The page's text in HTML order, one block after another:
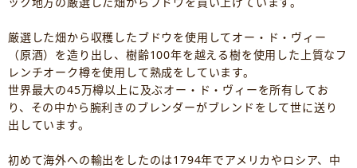
厳選した畑から収穫したブドウを使用してオー・ド・ヴィー
（原酒）を造り出し、樹齢100年を越える樹を使用した上質なフ
レンチオーク樽を使用して熟成をしています。
世界最大の45万樽以上に及ぶオー・ド・ヴィーを所有してお
り、その中から腕利きのブレンダーがブレンドをして世に送り
出しています。
初めて海外への輸出をしたのは1794年でアメリカやロシア、中